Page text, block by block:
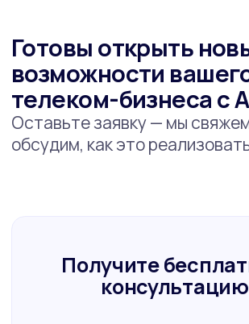
© Copyright 2025. All Rights Reserved by AIVP
Политика конфиденциальности
Условия и положения пользовательского соглашения